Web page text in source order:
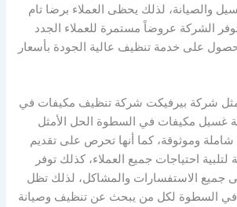
والصيانة، لذلك يحظى العملاء برضا تام
الشركة عروضاً مستمرة للعملاء الجدد
على خدمة تنظيف عالية الجودة بأسعار
شركة بيرفيكت شركة تنظيف مكيفات في
مكيفات في السطوة الحل الأمثل
وموثوقة، كما أنها تحرص على تقديم
احتياجات جميع العملاء، كذلك توفر
جميع الاستفسارات والمشاكل، لذلك تظل
في السطوة لكل من يبحث عن تنظيف وصيانة